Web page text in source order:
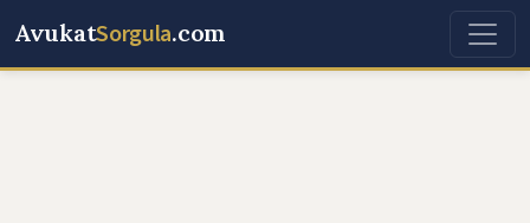
AvukatSorgula.com